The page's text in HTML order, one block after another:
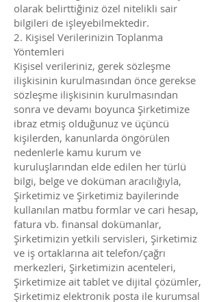
olarak belirttiğiniz özel nitelikli sair
bilgileri de işleyebilmektedir.
2. Kişisel Verilerinizin Toplanma
Yöntemleri
Kişisel verileriniz, gerek sözleşme
ilişkisinin kurulmasından önce gerekse
sözleşme ilişkisinin kurulmasından
sonra ve devamı boyunca Şirketimize
ibraz etmiş olduğunuz ve üçüncü
kişilerden, kanunlarda öngörülen
nedenlerle kamu kurum ve
kuruluşlarından elde edilen her türlü
bilgi, belge ve doküman aracılığıyla,
Şirketimiz ve Şirketimiz bayilerinde
kullanılan matbu formlar ve cari hesap,
fatura vb. finansal dokümanlar,
Şirketimizin yetkili servisleri, Şirketimiz
ve iş ortaklarına ait telefon/çağrı
merkezleri, Şirketimizin acenteleri,
Şirketimize ait tablet ve dijital çözümler,
Şirketimiz elektronik posta ile kurumsal